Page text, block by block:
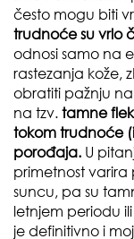
često mogu biti
trudnoće su vrlo
odnosi samo na
rastezanja kože,
obratiti pažnju
na tzv. tamne
tokom trudnoće
porođaja. U
primetnost varira
suncu, pa su
letnjem periodu
je definitivno i